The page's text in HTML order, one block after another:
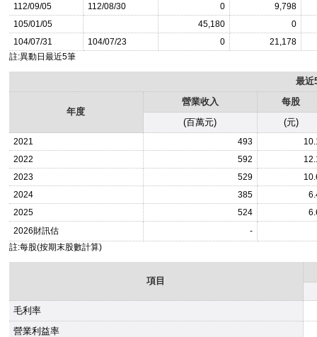
112/09/05
112/08/30 0
9,798
105/01/05
45,180
0
104/07/31
104/07/23 0
21,178
註:異動日最近5筆
最近
年度
營業收入
每股
(百萬元)
(元)
2021 493
2022
592
2023
529
2024
385
2025
524
2026財訊估
-
註:每股(按期末股數計算)
項目
毛利率
營業利益率